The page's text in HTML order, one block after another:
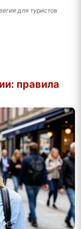
для туристов
правила